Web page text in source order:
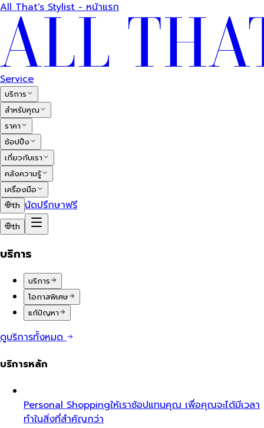
All That's Stylist - หน้าแรก
Service
บริการ
สำหรับคุณ
ราคา
ช้อปปิ้ง
เกี่ยวกับเรา
คลังความรู้
เครื่องมือ
th นัดปรึกษาฟรี
th
บริการ
บริการ
โอกาสพิเศษ
แก้ปัญหา
ดูบริการทั้งหมด
บริการหลัก
Personal Shoppingให้เราช้อปแทนคุณ เพื่อคุณจะได้มีเวลา
ทำในสิ่งที่สำคัญกว่า